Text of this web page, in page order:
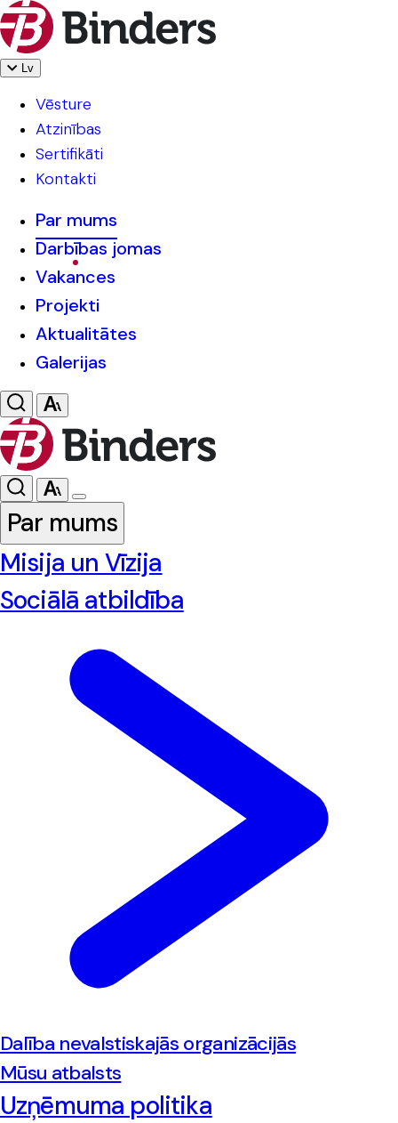
Lv
Vēsture
Atzinības
Sertifikāti
Kontakti
Par mums
Darbības jomas
Vakances
Projekti
Aktualitātes
Galerijas
Par mums
Misija un Vīzija
Sociālā atbildība
Dalība nevalstiskajās organizācijās
Mūsu atbalsts
Uzņēmuma politika